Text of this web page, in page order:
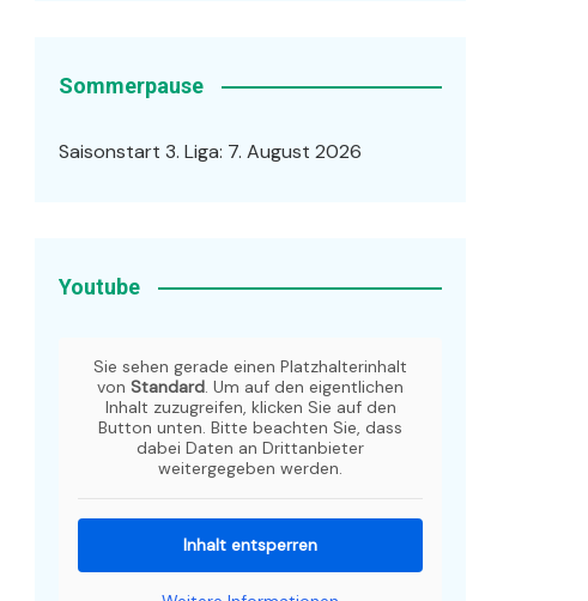
Sommerpause
Saisonstart 3. Liga: 7. August 2026
Youtube
Sie sehen gerade einen Platzhalterinhalt
von Standard. Um auf den eigentlichen
Inhalt zuzugreifen, klicken Sie auf den
Button unten. Bitte beachten Sie, dass
dabei Daten an Drittanbieter
weitergegeben werden.
Inhalt entsperren